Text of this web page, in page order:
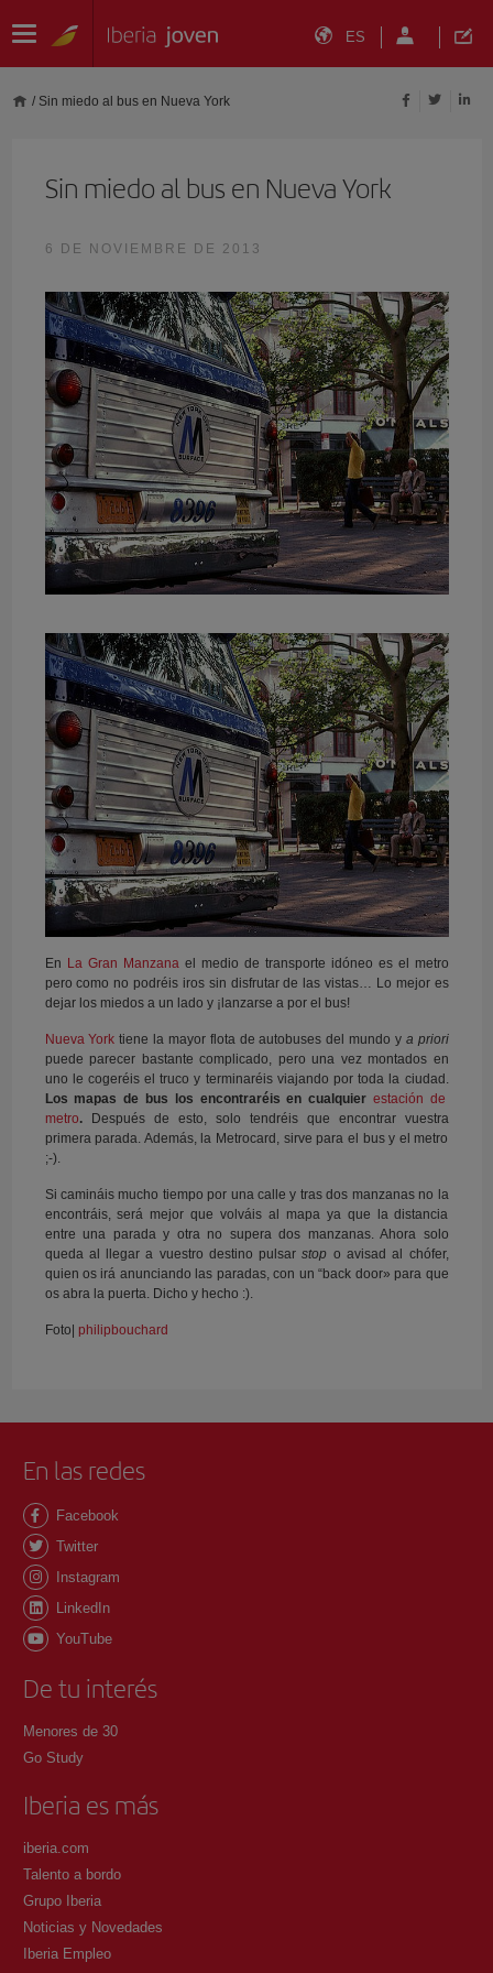
ES
/ Sin miedo al bus en Nueva York
Sin miedo al bus en Nueva York
6 DE NOVIEMBRE DE 2013
En La Gran Manzana el medio de transporte idóneo es el metro
pero como no podréis iros sin disfrutar de las vistas… Lo mejor es
dejar los miedos a un lado y ¡lanzarse a por el bus!
Nueva York tiene la mayor flota de autobuses del mundo y a priori
puede parecer bastante complicado, pero una vez montados en
uno le cogeréis el truco y terminaréis viajando por toda la ciudad.
Los mapas de bus los encontraréis en cualquier estación de
metro.Después de esto, solo tendréis que encontrar vuestra
primera parada. Además, la Metrocard, sirve para el bus y el metro
;-).
Si camináis mucho tiempo por una calle y tras dos manzanas no la
encontráis, será mejor que volváis al mapa ya que la distancia
entre una parada y otra no supera dos manzanas. Ahora solo
queda al llegar a vuestro destino pulsar stop o avisad al chófer,
quien os irá anunciando las paradas, con un “back door» para que
os abra la puerta. Dicho y hecho :).
Foto| philipbouchard
En las redes
Facebook
Twitter
Instagram
LinkedIn
YouTube
De tu interés
Menores de 30
Go Study
Iberia es más
iberia.com
Talento a bordo
Grupo Iberia
Noticias y Novedades
Iberia Empleo